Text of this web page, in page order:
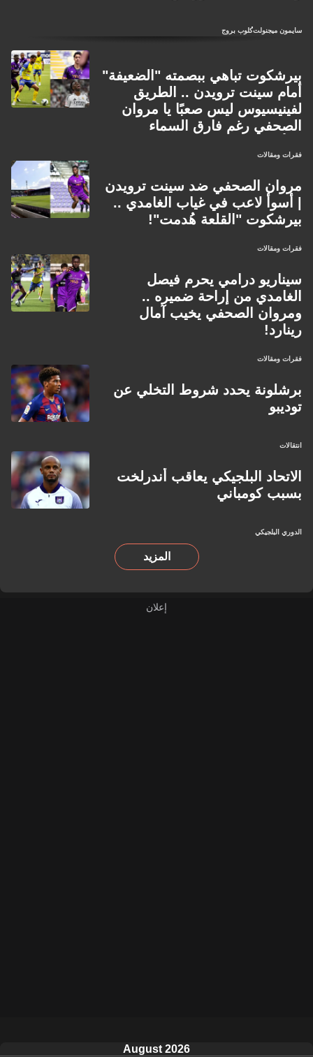
سايمون ميجنولتكلوب بروج
بيرشكوت تباهي ببصمته "الضعيفة"
أمام سينت ترويدن .. الطريق
لفينيسيوس ليس صعبًا يا مروان
الصحفي رغم فارق السماء
فقرات ومقالات
مروان الصحفي ضد سينت ترويدن
| أسوأ لاعب في غياب الغامدي ..
بيرشكوت "القلعة هُدمت"!
فقرات ومقالات
سيناريو درامي يحرم فيصل
الغامدي من إراحة ضميره ..
ومروان الصحفي يخيب آمال
رينارد!
فقرات ومقالات
برشلونة يحدد شروط التخلي عن
توديبو
انتقالات
الاتحاد البلجيكي يعاقب أندرلخت
بسبب كومباني
الدوري البلجيكي
المزيد
August 2026